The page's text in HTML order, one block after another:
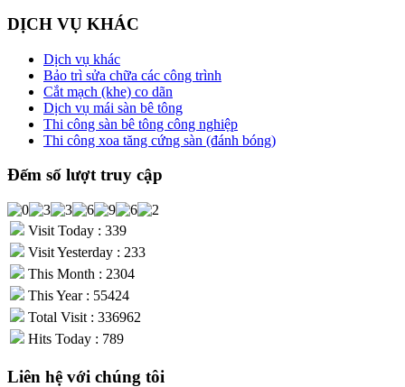
DỊCH VỤ KHÁC
Dịch vụ khác
Bảo trì sửa chữa các công trình
Cắt mạch (khe) co dãn
Dịch vụ mái sàn bê tông
Thi công sàn bê tông công nghiệp
Thi công xoa tăng cứng sàn (đánh bóng)
Đếm số lượt truy cập
Visit Today : 339
Visit Yesterday : 233
This Month : 2304
This Year : 55424
Total Visit : 336962
Hits Today : 789
Liên hệ với chúng tôi